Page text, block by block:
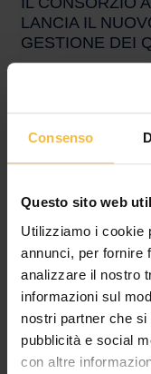
Consenso
Questo sito web
Utilizziamo i cookie
annunci, per fornire
analizzare il nostro
informazioni sul
nostri partner che
pubblicità e social
con altre
LANCIA IL
GESTIONE DEI
Più semplicità,
sicurezza per le
agricolo sempre più